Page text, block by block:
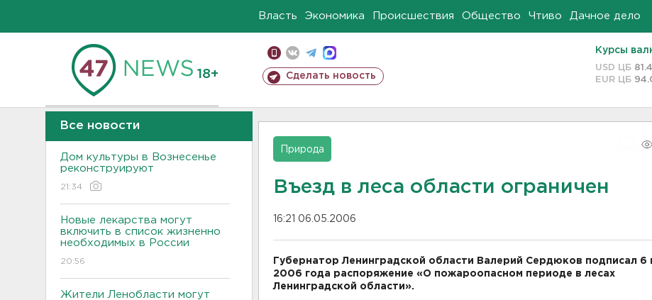
Власть Экономика Происшествия Общество Чтиво Дачное дело
18+ Сделать новость
Курсы
USD ЦБ
EUR ЦБ
Все новости
Дом культуры в Вознесенье
реконструируют
21:34
Новые лекарства могут
включить в список жизненно
необходимых в России
20:56
Жители Ленобласти могут
Природа
Въезд в леса области ограничен
16:21 06.05.2006
Губернатор Ленинградской области Валерий Сердюков подписал 6
2006 года распоряжение «О пожароопасном периоде в лесах
Ленинградской области».